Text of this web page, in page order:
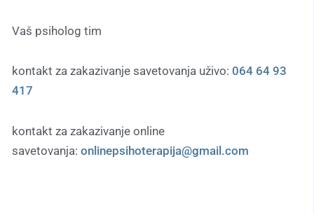
Vaš psiholog tim
kontakt za zakazivanje savetovanja uživo: 064 64 93
417
kontakt za zakazivanje online
savetovanja: onlinepsihoterapija@gmail.com